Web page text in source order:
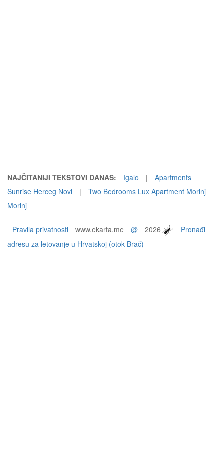
NAJČITANIJI TEKSTOVI DANAS: Igalo |
Apartments
Sunrise Herceg Novi
|
Two Bedrooms Lux Apartment Morinj
Morinj
Pravila privatnosti www.ekarta.me @ 2026
Pronađi
adresu za letovanje u Hrvatskoj (otok Brač)